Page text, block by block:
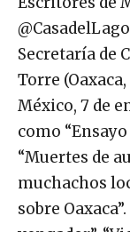
Escritores de
Secretaría de
Torre
México, 7 de
como
“Muertes de
muchachos
sobre